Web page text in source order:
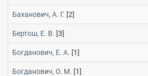
Баханович, А. Г. [2]
Бертош, Е. В. [3]
Богданович, Е. А. [1]
Богданович, О. М. [1]